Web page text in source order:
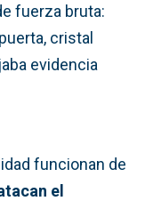
fuerza bruta:
cristal
evidencia
funcionan de
el